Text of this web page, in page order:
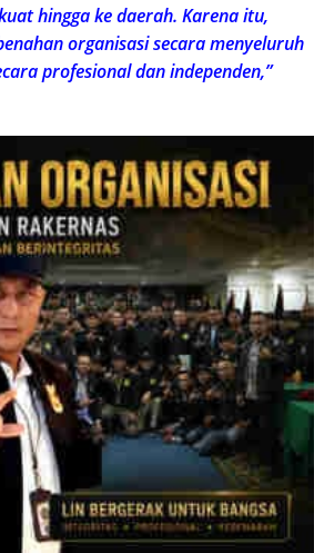
hingga ke daerah. Karena itu,
organisasi secara menyeluruh
profesional dan independen,”